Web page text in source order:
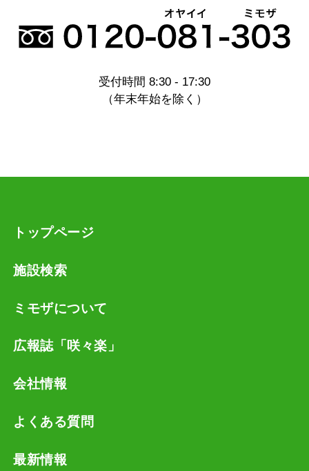
受付時間 8:30 - 17:30
（年末年始を除く）
トップページ
施設検索
ミモザについて
広報誌「咲々楽」
会社情報
よくある質問
最新情報